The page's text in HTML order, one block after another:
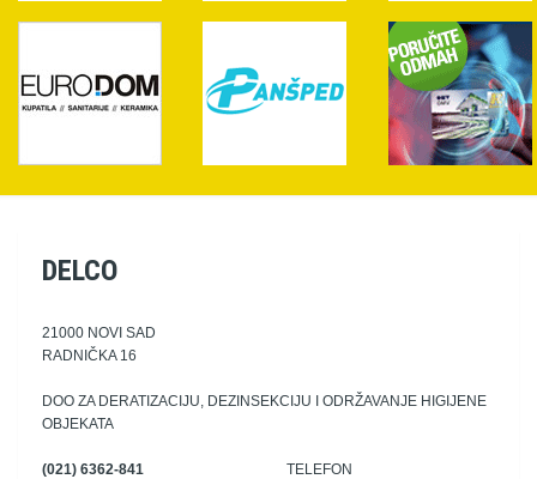
DELCO
21000 NOVI SAD
RADNIČKA 16
DOO ZA DERATIZACIJU, DEZINSEKCIJU I ODRŽAVANJE HIGIJENE
OBJEKATA
(021) 6362-841
TELEFON